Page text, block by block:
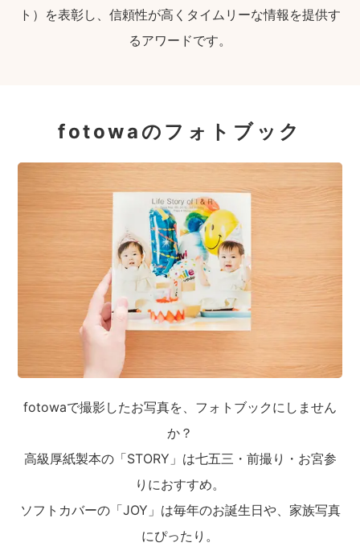
ト）を表彰し、信頼性が高くタイムリーな情報を提供す
るアワードです。
fotowaのフォトブック
fotowaで撮影したお写真を、フォトブックにしません
か？
高級厚紙製本の「STORY」は七五三・前撮り・お宮参
りにおすすめ。
ソフトカバーの「JOY」は毎年のお誕生日や、家族写真
にぴったり。